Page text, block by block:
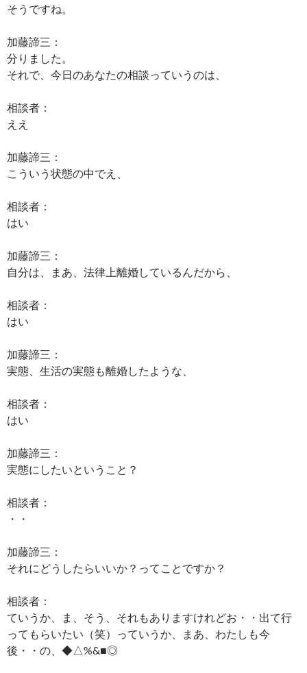
そうですね。
加藤諦三：
分りました。
それで、今日のあなたの相談っていうのは、
相談者：
ええ
加藤諦三：
こういう状態の中でえ、
相談者：
はい
加藤諦三：
自分は、まあ、法律上離婚しているんだから、
相談者：
はい
加藤諦三：
実態、生活の実態も離婚したような、
相談者：
はい
加藤諦三：
実態にしたいということ？
相談者：
・・
加藤諦三：
それにどうしたらいいか？ってことですか？
相談者：
ていうか、ま、そう、それもありますけれどお・・出て行
ってもらいたい（笑）っていうか、まあ、わたしも今
後・・の、◆△%&■◎